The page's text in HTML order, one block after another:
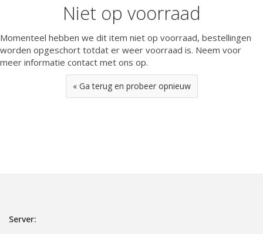
Niet op voorraad
Momenteel hebben we dit item niet op voorraad, bestellingen
worden opgeschort totdat er weer voorraad is. Neem voor
meer informatie contact met ons op.
« Ga terug en probeer opnieuw
Server: